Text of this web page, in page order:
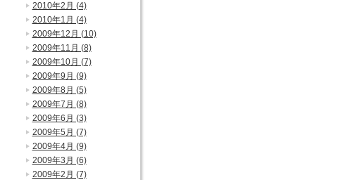
2010年2月 (4)
2010年1月 (4)
2009年12月 (10)
2009年11月 (8)
2009年10月 (7)
2009年9月 (9)
2009年8月 (5)
2009年7月 (8)
2009年6月 (3)
2009年5月 (7)
2009年4月 (9)
2009年3月 (6)
2009年2月 (7)